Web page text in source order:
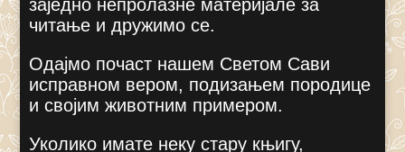
заједно непролазне материјале за
читање и дружимо се.
Одајмо почаст нашем Светом Сави
исправном вером, подизањем породице
и својим животним примером.
Уколико имате неку стару књигу,